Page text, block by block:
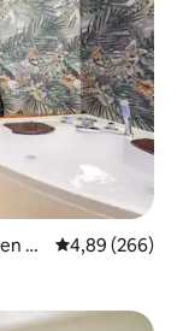
C
Calificación
4,89 (266)